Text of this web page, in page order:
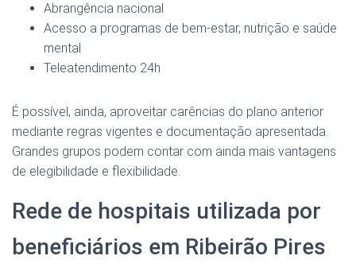
Abrangência nacional
Acesso a programas de bem-estar, nutrição e saúde
mental
Teleatendimento 24h
É possível, ainda, aproveitar carências do plano anterior
mediante regras vigentes e documentação apresentada.
Grandes grupos podem contar com ainda mais vantagens
de elegibilidade e flexibilidade.
Rede de hospitais utilizada por
beneficiários em Ribeirão Pires